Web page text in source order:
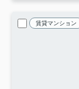
賃貸マンション